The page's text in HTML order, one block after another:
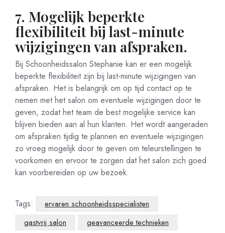
7. Mogelijk beperkte
flexibiliteit bij last-minute
wijzigingen van afspraken.
Bij Schoonheidssalon Stephanie kan er een mogelijk
beperkte flexibiliteit zijn bij last-minute wijzigingen van
afspraken. Het is belangrijk om op tijd contact op te
nemen met het salon om eventuele wijzigingen door te
geven, zodat het team de best mogelijke service kan
blijven bieden aan al hun klanten. Het wordt aangeraden
om afspraken tijdig te plannen en eventuele wijzigingen
zo vroeg mogelijk door te geven om teleurstellingen te
voorkomen en ervoor te zorgen dat het salon zich goed
kan voorbereiden op uw bezoek.
Tags:
ervaren schoonheidsspecialisten
gastvrij salon
geavanceerde technieken